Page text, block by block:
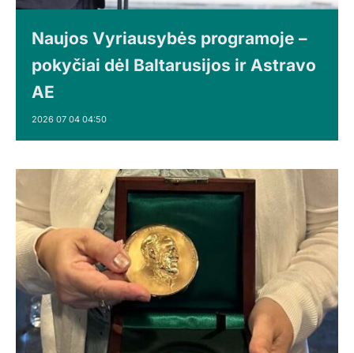
Naujos Vyriausybės programoje –
pokyčiai dėl Baltarusijos ir Astravo
AE
2026 07 04 04:50